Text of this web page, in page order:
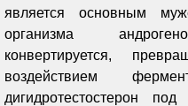
является основным
организма
конвертируется,
воздействием
дигидротестостерон